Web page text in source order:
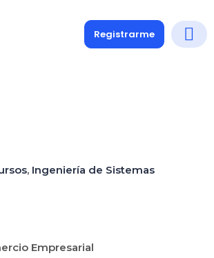
Registrarme
, Ingeniería de Sistemas
Empresarial